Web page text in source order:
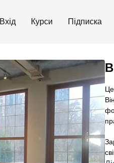
Вхід Курси Підписка